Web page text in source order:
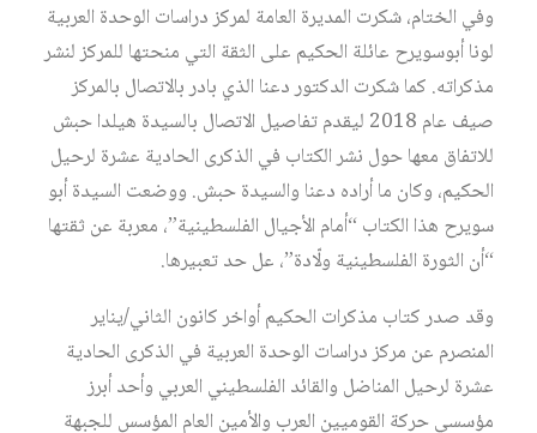
وفي الختام، شكرت المديرة العامة لمركز دراسات الوحدة العربية
لونا أبوسويرح عائلة الحكيم على الثقة التي منحتها للمركز لنشر
مذكراته. كما شكرت الدكتور دعنا الذي بادر بالاتصال بالمركز
صيف عام 2018 ليقدم تفاصيل الاتصال بالسيدة هيلدا حبش
للاتفاق معها حول نشر الكتاب في الذكرى الحادية عشرة لرحيل
الحكيم، وكان ما أراده دعنا والسيدة حبش. ووضعت السيدة أبو
سويرح هذا الكتاب “أمام الأجيال الفلسطينية”، معربة عن ثقتها
“أن الثورة الفلسطينية ولّادة”، عل حد تعبيرها.
وقد صدر كتاب مذكرات الحكيم أواخر كانون الثاني/يناير
المنصرم عن مركز دراسات الوحدة العربية في الذكرى الحادية
عشرة لرحيل المناضل والقائد الفلسطيني العربي وأحد أبرز
مؤسسي حركة القوميين العرب والأمين العام المؤسس للجبهة